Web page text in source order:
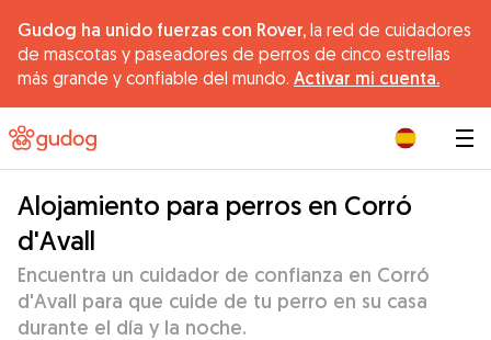
Gudog ha unido fuerzas con Rover, la red de cuidadores
de mascotas y paseadores de perros de cinco estrellas
más grande y confiable del mundo. Activar mi cuenta.
Alojamiento para perros en Corró
d'Avall
Encuentra un cuidador de confianza en Corró
d'Avall para que cuide de tu perro en su casa
durante el día y la noche.